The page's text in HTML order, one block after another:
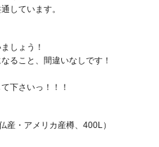
しています。
しょう！
ること、間違いなしです！
下さいっ！！！
産・アメリカ産樽、400L）